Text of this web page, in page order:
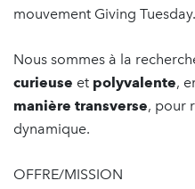
mouvement Giving Tuesday.
Nous sommes à la
curieuse et polyvalente,
manière transverse, pour
dynamique.
OFFRE/MISSION